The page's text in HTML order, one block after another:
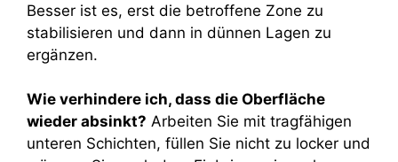
Besser ist es, erst die betroffene Zone zu
stabilisieren und dann in dünnen Lagen zu
ergänzen.
Wie verhindere ich, dass die Oberfläche
wieder absinkt? Arbeiten Sie mit tragfähigen
unteren Schichten, füllen Sie nicht zu locker und